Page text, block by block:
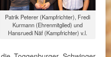
Patrik Peterer (Kampfrichter), Fredi
Kurmann (Ehrenmitglied) und
Hansruedi Näf (Kampfrichter) v.l.